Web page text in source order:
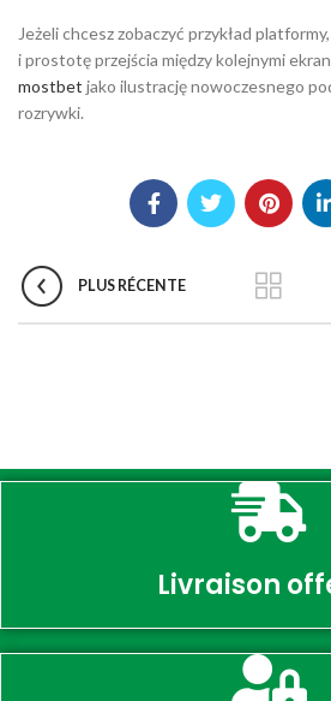
Jeżeli chcesz zobaczyć przykład
i prostotę przejścia między kolejnymi
mostbet jako ilustrację nowoczesnego
rozrywki.
PLUS RÉCENTE
Livraison